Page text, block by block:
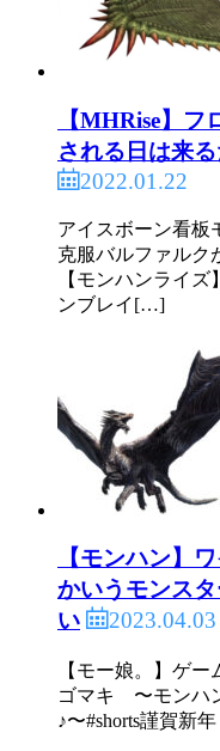
【MHRise】
される日は来
2022.01.22
アイスボーン看板
克服バルファルク
【モンハンライ
ンブレイ[…]
【モンハン】
かいうモンス
い
2023.04.03
【モー娘。】ゲ
ゴマキ 〜モンハ
♪〜#shorts謹賀新